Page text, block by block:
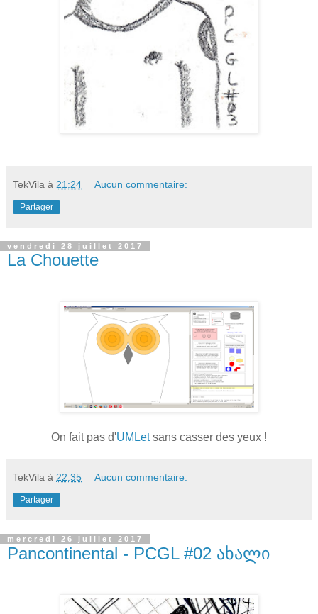
TekVila à 21:24 Aucun commentaire:
Partager
vendredi 28 juillet 2017
La Chouette
On fait pas d'UMLetsans casser des yeux !
TekVila à 22:35 Aucun commentaire:
Partager
mercredi 26 juillet 2017
Pancontinental - PCGL #02 ახალი